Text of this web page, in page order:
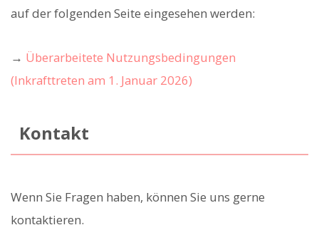
auf der folgenden Seite eingesehen werden:
→ Überarbeitete Nutzungsbedingungen
(Inkrafttreten am 1. Januar 2026)
Kontakt
Wenn Sie Fragen haben, können Sie uns gerne
kontaktieren.